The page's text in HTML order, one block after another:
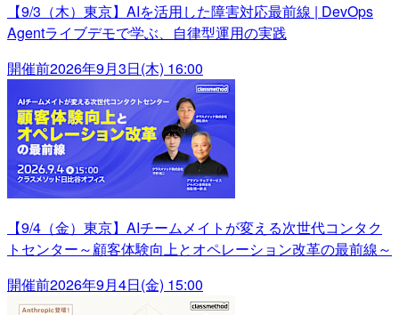
【9/3（木）東京】AIを活用した障害対応最前線 | DevOps
Agentライブデモで学ぶ、自律型運用の実践
開催前2026年9月3日(木) 16:00
【9/4（金）東京】AIチームメイトが変える次世代コンタク
トセンター～顧客体験向上とオペレーション改革の最前線～
開催前2026年9月4日(金) 15:00